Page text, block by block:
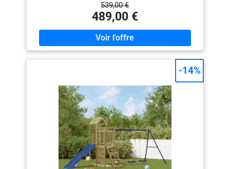
plaisir sans fin. Dans cette maison de jeu à deux
étages, les enfants peuvent se balancer ou glisser sur
le toboggan de 183 cm de long. JOUER EN TOUTE
SÉCURITÉ : L'aire de jeux convient aux enfants de 3 ans
à 10 ans ans. Les portiques balançoire de Backyard
Discovery répondent aux exigences de sécurité de la
norme EN71 afin que votre petite aventure puisse
HAUTE QUALITÉ: Buckley Hill est fabriqué en bois de
cèdre de haute qualité et préteint. Le bois de cèdre est
résistant aux intempéries et à la pourriture du bois.
Toutes les pièces en bois sont coupées à la bonne
taille et portent des numéros de pièces pour un
assemblage facile et correct. DIMENSIONS (LxBxH):
230 x 270 x 310 cm. POIDS: 62 kilos. Sable non inclus.
BACKYARD DISCOVERY : Backyard Discovery est le
numéro 1 des aires de jeux, ensembles de balançoires
539,00 €
489,00 €
-14%